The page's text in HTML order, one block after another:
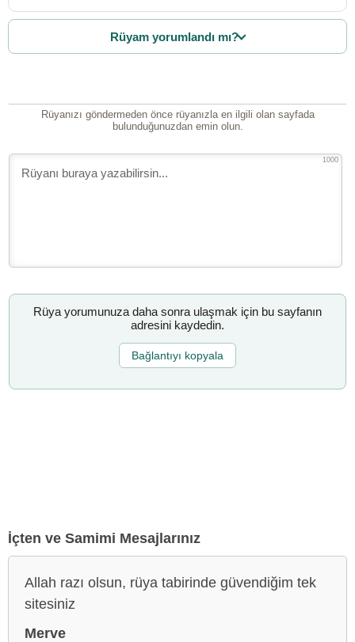
Rüyam yorumlandı mı?
Rüyanızı göndermeden önce rüyanızla en ilgili olan sayfada
bulunduğunuzdan emin olun.
1000
Rüya yorumunuza daha sonra ulaşmak için bu sayfanın
adresini kaydedin.
Bağlantıyı kopyala
İçten ve Samimi Mesajlarınız
Allah razı olsun, rüya tabirinde güvendiğim tek
sitesiniz
Merve